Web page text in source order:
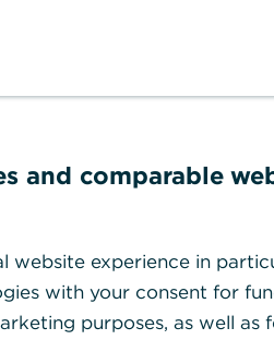
and comparable
website experience in
with your consent for
purposes, as well as